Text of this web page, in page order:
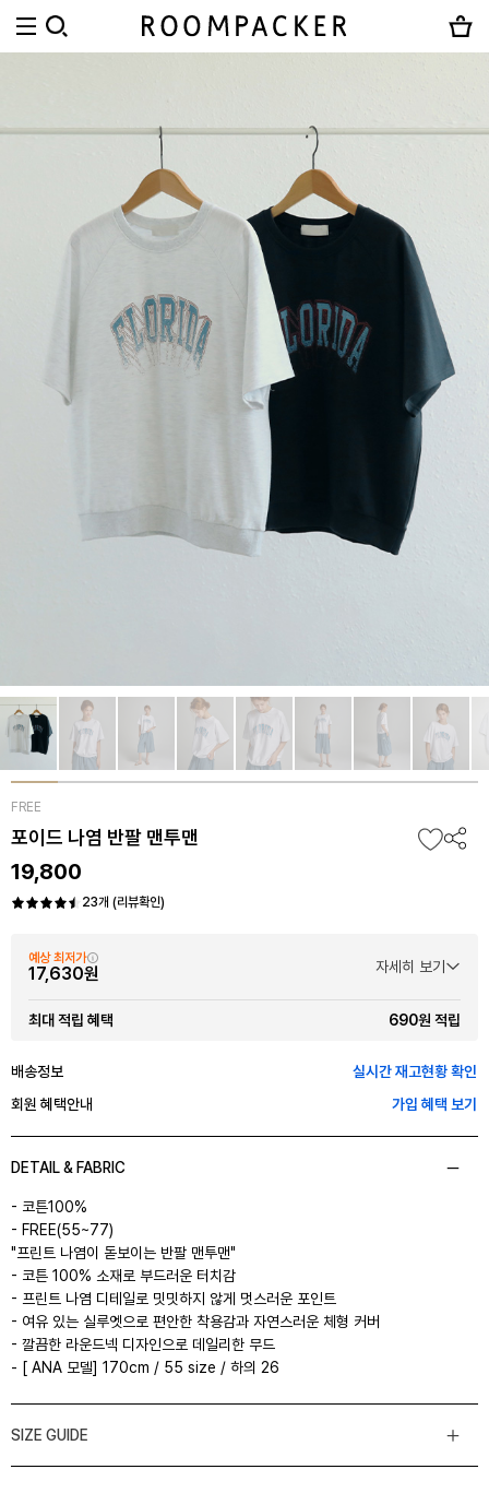
FREE
포이드 나염 반팔 맨투맨
19,800
23개 (리뷰확인)
예상 최저가
17,630원 자세히 보기
최대 적립 혜택 690원 적립
배송정보
실시간 재고현황 확인
회원 혜택안내
가입 혜택 보기
DETAIL & FABRIC
- 코튼100%
- FREE(55~77)
"프린트 나염이 돋보이는 반팔 맨투맨"
- 코튼 100% 소재로 부드러운 터치감
- 프린트 나염 디테일로 밋밋하지 않게 멋스러운 포인트
- 여유 있는 실루엣으로 편안한 착용감과 자연스러운 체형 커버
- 깔끔한 라운드넥 디자인으로 데일리한 무드
- [ ANA 모델] 170cm / 55 size / 하의 26
SIZE GUIDE